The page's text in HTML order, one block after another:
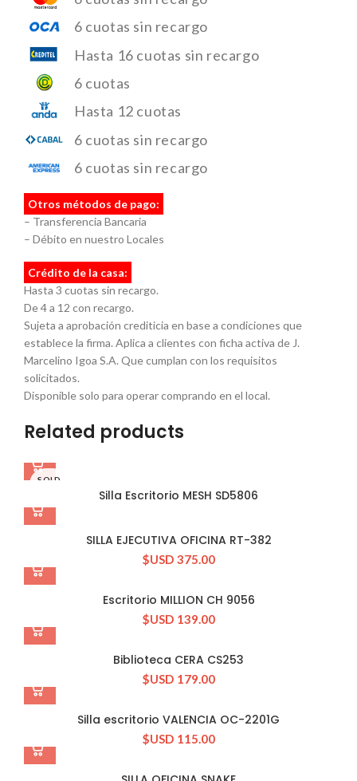
6 cuotas sin recargo
Hasta 16 cuotas sin recargo
6 cuotas
Hasta 12 cuotas
6 cuotas sin recargo
6 cuotas sin recargo
Otros métodos de pago:
– Transferencia Bancaria
– Débito en nuestro Locales
Crédito de la casa:
Hasta 3 cuotas sin recargo.
De 4 a 12 con recargo.
Sujeta a aprobación crediticia en base a condiciones que
establece la firma. Aplica a clientes con ficha activa de J.
Marcelino Igoa S.A. Que cumplan con los requisitos
solicitados.
Disponible solo para operar comprando en el local.
Related products
SOLD
Silla Escritorio MESH SD5806
SILLA EJECUTIVA OFICINA RT-382
$USD 375.00
Escritorio MILLION CH 9056
$USD 139.00
Biblioteca CERA CS253
$USD 179.00
Silla escritorio VALENCIA OC-2201G
$USD 115.00